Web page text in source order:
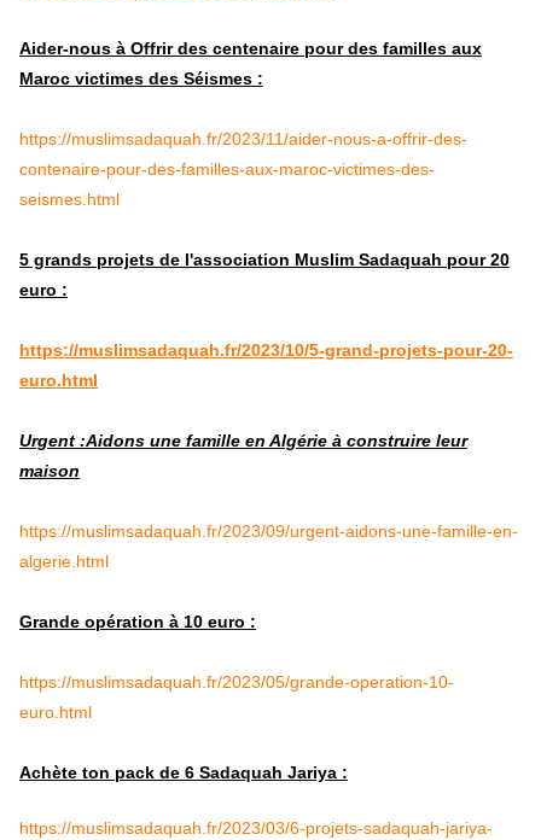
Aider-nous à Offrir des centenaire pour des familles aux
Maroc victimes des Séismes :
https://muslimsadaquah.fr/2023/11/aider-nous-a-offrir-des-
contenaire-pour-des-familles-aux-maroc-victimes-des-
seismes.html
5 grands projets de l'association Muslim Sadaquah pour 20
euro :
https://muslimsadaquah.fr/2023/10/5-grand-projets-pour-20-
euro.html
Urgent :Aidons une famille en Algérie à construire leur
maison
https://muslimsadaquah.fr/2023/09/urgent-aidons-une-famille-en-
algerie.html
Grande opération à 10 euro :
https://muslimsadaquah.fr/2023/05/grande-operation-10-
euro.html
Achète ton pack de 6 Sadaquah Jariya :
https://muslimsadaquah.fr/2023/03/6-projets-sadaquah-jariya-